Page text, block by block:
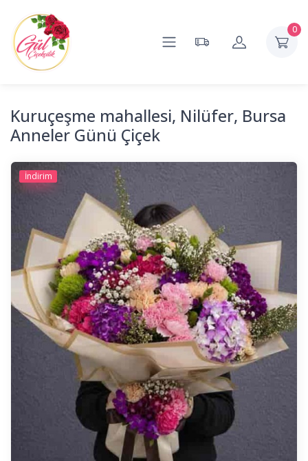
0
Kuruçeşme mahallesi, Nilüfer, Bursa
Anneler Günü Çiçek
İndirim